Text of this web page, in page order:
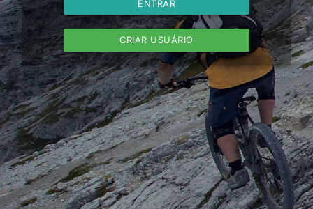
ENTRAR
CRIAR USUÁRIO